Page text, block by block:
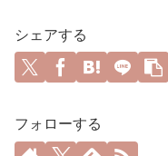
シェアする
フォローする